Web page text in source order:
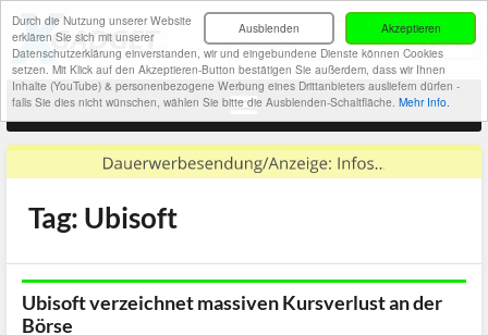
Akzeptieren
Ausblenden
Durch die Nutzung unserer Website
erklären Sie sich mit unserer
Datenschutzerklärung einverstanden, wir und eingebundene Dienste können Cookies
setzen. Mit Klick auf den Akzeptieren-Button bestätigen Sie außerdem, dass wir Ihnen
Inhalte (YouTube) & personenbezogene Werbung eines Drittanbieters ausliefern dürfen -
falls Sie dies nicht wünschen, wählen Sie bitte die Ausblenden-Schaltfläche. Mehr Info.
Tag: Ubisoft
Ubisoft verzeichnet massiven Kursverlust an der
Börse